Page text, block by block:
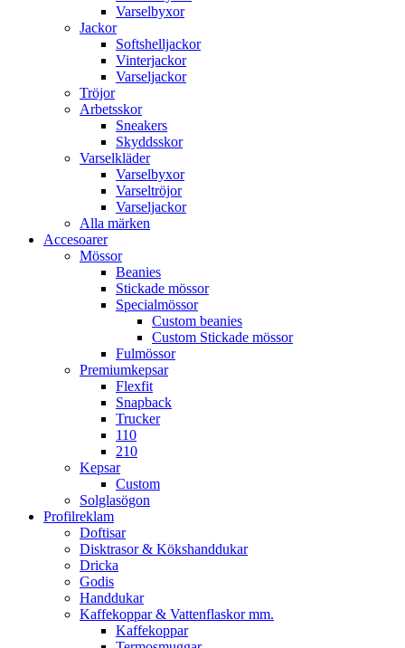
Varselbyxor
Jackor
Softshelljackor
Vinterjackor
Varseljackor
Tröjor
Arbetsskor
Sneakers
Skyddsskor
Varselkläder
Varselbyxor
Varseltröjor
Varseljackor
Alla märken
Accesoarer
Mössor
Beanies
Stickade mössor
Specialmössor
Custom beanies
Custom Stickade mössor
Fulmössor
Premiumkepsar
Flexfit
Snapback
Trucker
110
210
Kepsar
Custom
Solglasögon
Profilreklam
Doftisar
Disktrasor & Kökshanddukar
Dricka
Godis
Handdukar
Kaffekoppar & Vattenflaskor mm.
Kaffekoppar